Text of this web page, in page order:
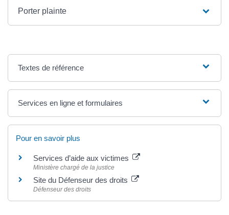
Porter plainte
Textes de référence
Services en ligne et formulaires
Pour en savoir plus
Services d’aide aux victimes
Ministère chargé de la justice
Site du Défenseur des droits
Défenseur des droits